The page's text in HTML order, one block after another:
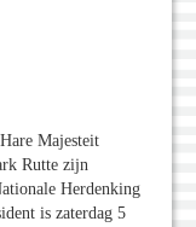
Majesteit
Rutte zijn
Herdenking
is zaterdag 5